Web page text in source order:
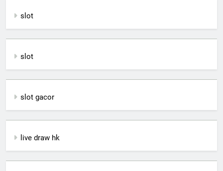
slot
slot
slot gacor
live draw hk